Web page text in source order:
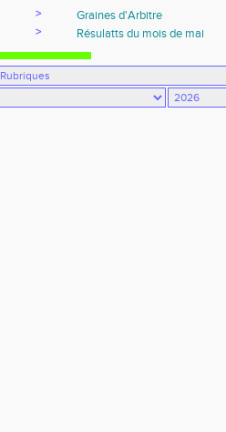
>
Graines d'Arbitre
> Résulatts du mois de mai